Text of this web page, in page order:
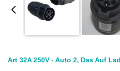
Art 32A 250V - Auto 2, Das Auf